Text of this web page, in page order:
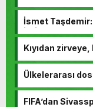
İsmet
istiyoruz”
Kıyıdan
Ülkelerarası
FIFA’dan